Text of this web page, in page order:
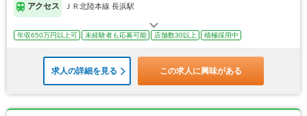
アクセス ＪＲ北陸本線 長浜駅
年収650万円以上可 未経験者も応募可能 店舗数30以上 積極採用中
求人の詳細を見る この求人に興味がある